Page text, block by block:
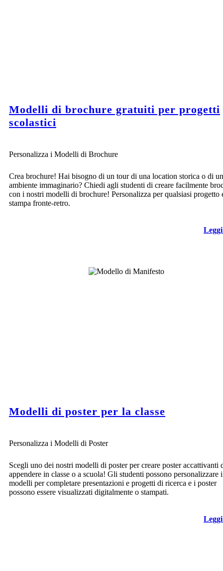
Modelli di brochure gratuiti per progetti
scolastici
Personalizza i Modelli di Brochure
Crea brochure! Hai bisogno di un tour di una location storica o di un
ambiente immaginario? Chiedi agli studenti di creare facilmente
con i nostri modelli di brochure! Personalizza per qualsiasi progetto
stampa fronte-retro.
Modelli di poster per la classe
Personalizza i Modelli di Poster
Scegli uno dei nostri modelli di poster per creare poster accattivanti
appendere in classe o a scuola! Gli studenti possono personalizzare i
modelli per completare presentazioni e progetti di ricerca e i poster
possono essere visualizzati digitalmente o stampati.